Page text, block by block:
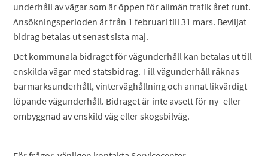
underhåll av vägar som är öppen för allmän trafik året runt.
Ansökningsperioden är från 1 februari till 31 mars. Beviljat
bidrag betalas ut senast sista maj.
Det kommunala bidraget för vägunderhåll kan betalas ut till
enskilda vägar med statsbidrag. Till vägunderhåll räknas
barmarksunderhåll, vinterväghållning och annat likvärdigt
löpande vägunderhåll. Bidraget är inte avsett för ny- eller
ombyggnad av enskild väg eller skogsbilväg.